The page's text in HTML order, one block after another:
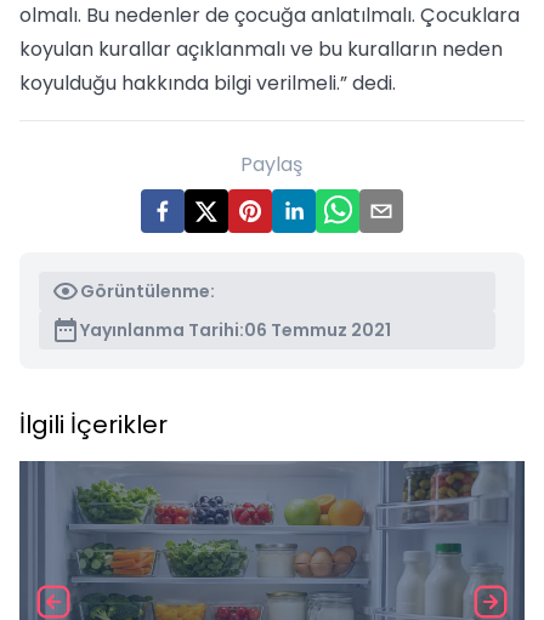
olmalı. Bu nedenler de çocuğa anlatılmalı. Çocuklara
koyulan kurallar açıklanmalı ve bu kuralların neden
koyulduğu hakkında bilgi verilmeli.” dedi.
Paylaş
Görüntülenme:
Yayınlanma Tarihi:06 Temmuz 2021
İlgili İçerikler